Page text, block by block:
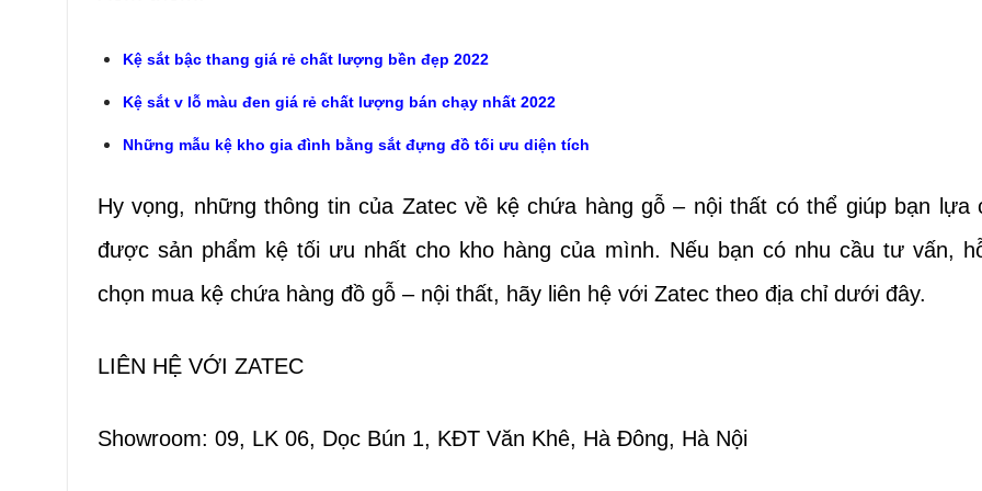
Kệ sắt bậc thang giá rẻ chất lượng bền đẹp 2022
Kệ sắt v lỗ màu đen giá rẻ chất lượng bán chạy nhất 2022
Những mẫu kệ kho gia đình bằng sắt đựng đồ tối ưu diện tích
Hy vọng, những thông tin của Zatec về kệ chứa hàng gỗ – nội thất có thể giúp bạn lựa
được sản phẩm kệ tối ưu nhất cho kho hàng của mình. Nếu bạn có nhu cầu tư vấn,
chọn mua kệ chứa hàng đồ gỗ – nội thất, hãy liên hệ với Zatec theo địa chỉ dưới đây.
LIÊN HỆ VỚI ZATEC
Showroom: 09, LK 06, Dọc Bún 1, KĐT Văn Khê, Hà Đông, Hà Nội